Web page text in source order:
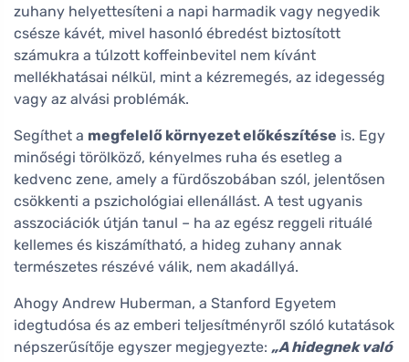
zuhany helyettesíteni a napi harmadik vagy negyedik
csésze kávét, mivel hasonló ébredést biztosított
számukra a túlzott koffeinbevitel nem kívánt
mellékhatásai nélkül, mint a kézremegés, az idegesség
vagy az alvási problémák.
Segíthet a megfelelő környezet előkészítése is. Egy
minőségi törölköző, kényelmes ruha és esetleg a
kedvenc zene, amely a fürdőszobában szól, jelentősen
csökkenti a pszichológiai ellenállást. A test ugyanis
asszociációk útján tanul – ha az egész reggeli rituálé
kellemes és kiszámítható, a hideg zuhany annak
természetes részévé válik, nem akadállyá.
Ahogy Andrew Huberman, a Stanford Egyetem
idegtudósa és az emberi teljesítményről szóló kutatások
népszerűsítője egyszer megjegyezte: „A hidegnek való